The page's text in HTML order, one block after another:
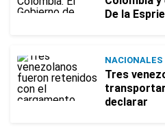
De la
NACIONALES
Tres
declarar